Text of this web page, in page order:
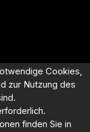
aus
Cookies,
zur Nutzung des
finden Sie in